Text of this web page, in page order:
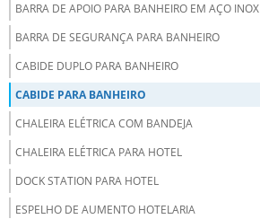
BARRA DE APOIO PARA BANHEIRO EM AÇO INOX
BARRA DE SEGURANÇA PARA BANHEIRO
CABIDE DUPLO PARA BANHEIRO
CABIDE PARA BANHEIRO
CHALEIRA ELÉTRICA COM BANDEJA
CHALEIRA ELÉTRICA PARA HOTEL
DOCK STATION PARA HOTEL
ESPELHO DE AUMENTO HOTELARIA